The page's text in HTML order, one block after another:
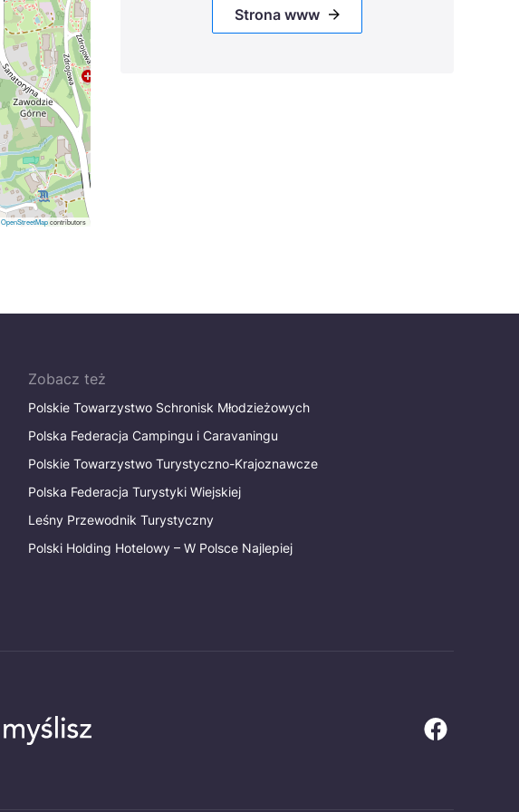
OpenStreetMapcontributors
Strona www
Zobacz też
Polskie Towarzystwo Schronisk Młodzieżowych
Polska Federacja Campingu i Caravaningu
Polskie Towarzystwo Turystyczno-Krajoznawcze
Polska Federacja Turystyki Wiejskiej
Leśny Przewodnik Turystyczny
Polski Holding Hotelowy – W Polsce Najlepiej